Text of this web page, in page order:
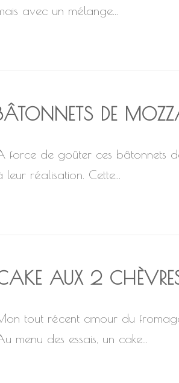
avec un mélange...
DE
force de goûter ces bâtonnets
leur réalisation. Cette...
AUX 2
tout récent amour du
menu des essais, un cake...